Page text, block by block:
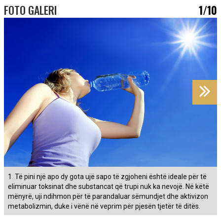
FOTO GALERI 1/10
1. Të pini një apo dy gota ujë sapo të zgjoheni është ideale për të
eliminuar toksinat dhe substancat që trupi nuk ka nevojë. Në këtë
mënyrë, uji ndihmon për të parandaluar sëmundjet dhe aktivizon
metabolizmin, duke i vënë në veprim për pjesën tjetër të ditës.